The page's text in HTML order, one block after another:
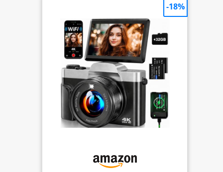
Fonction Webcam】Équipé du WiFi intégré et de
l'application « Viipulse » pour iOS et Android, cet
appareil photo permet de transférer photos et
vidéos vers votre smartphone en quelques
secondes pour un partage instantané sur les
réseaux sociaux. Grâce à une connexion USB à un
ordinateur, il peut également être utilisé comme
webcam HD, idéale pour les appels vidéo, les
diffusions en direct, les réunions en ligne et les
cours à distance 【Écran Rabattable 3,5" à 180° et
Autofocus Précis】L’écran rabattable de 3,5
pouces à 180° de l’appareil photo numérique 8K
vous permet de visualiser votre cadrage en temps
réel, facilitant ainsi la composition de vos selfies et
vlogs. L’autofocus haute vitesse verrouille le sujet
en quelques millisecondes et garantit une mise au
point nette et stable, même lorsque le sujet est en
davantage de détails, des couleurs plus réalistes et
une qualité d'image supérieure à celle des
-18%